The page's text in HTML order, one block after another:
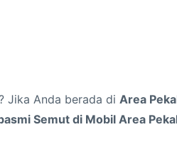
Jika Anda berada di Area
Semut di Mobil Area